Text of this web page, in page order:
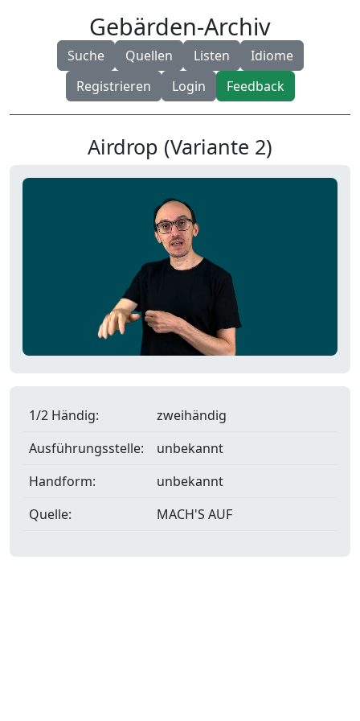
Gebärden-Archiv
Suche Quellen Listen
Idiome
Registrieren
Login Feedback
Airdrop (Variante 2)
1/2 Händig:
zweihändig
Ausführungsstelle:
unbekannt
Handform:
unbekannt
Quelle:
MACH'S AUF